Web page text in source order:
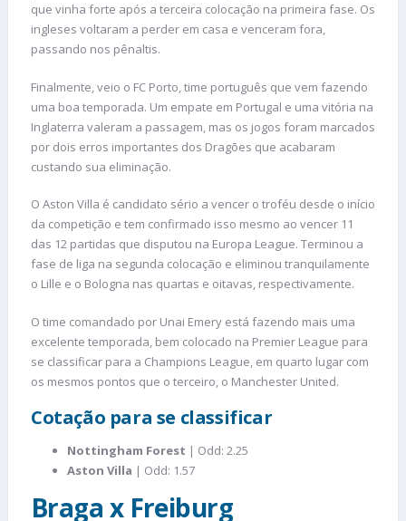
que vinha forte após a terceira colocação na primeira fase. Os
ingleses voltaram a perder em casa e venceram fora,
passando nos pênaltis.
Finalmente, veio o FC Porto, time português que vem fazendo
uma boa temporada. Um empate em Portugal e uma vitória na
Inglaterra valeram a passagem, mas os jogos foram marcados
por dois erros importantes dos Dragões que acabaram
custando sua eliminação.
O Aston Villa é candidato sério a vencer o troféu desde o início
da competição e tem confirmado isso mesmo ao vencer 11
das 12 partidas que disputou na Europa League. Terminou a
fase de liga na segunda colocação e eliminou tranquilamente
o Lille e o Bologna nas quartas e oitavas, respectivamente.
O time comandado por Unai Emery está fazendo mais uma
excelente temporada, bem colocado na Premier League para
se classificar para a Champions League, em quarto lugar com
os mesmos pontos que o terceiro, o Manchester United.
Cotação para se classificar
Nottingham Forest | Odd: 2.25
Aston Villa | Odd: 1.57
Braga x Freiburg